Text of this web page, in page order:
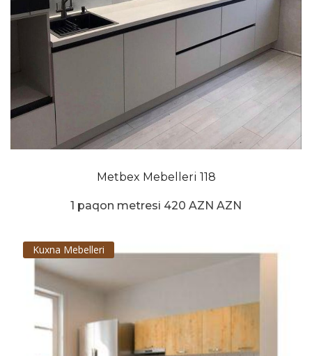
Metbex Mebelleri 118
1 paqon metresi 420 AZN AZN
Kuxna Mebelleri